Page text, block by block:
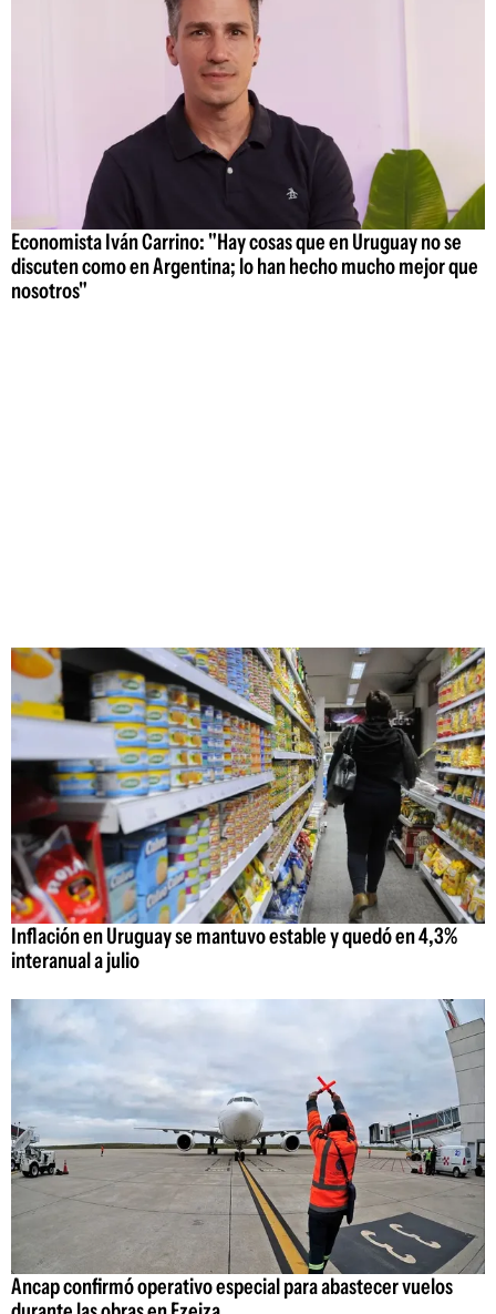
Economista Iván Carrino: "Hay cosas que en Uruguay no se
discuten como en Argentina; lo han hecho mucho mejor que
nosotros"
Inflación en Uruguay se mantuvo estable y quedó en 4,3%
interanual a julio
Ancap confirmó operativo especial para abastecer vuelos